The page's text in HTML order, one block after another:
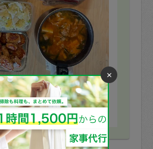
※依頼者の依頼当時の主観的な感想です。
×